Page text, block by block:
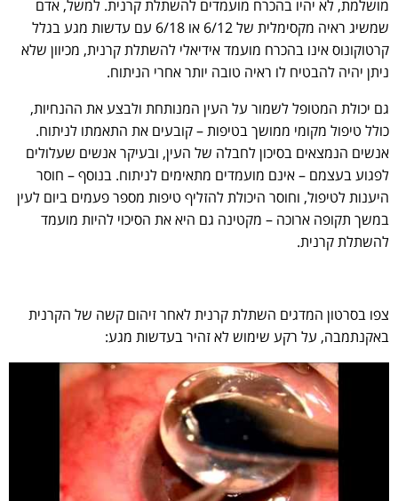
מושלמת, לא יהיו בהכרח מועמדים להשתלת קרנית. למשל, אדם
שמשיג ראיה מקסימלית של 6/12 או 6/18 עם עדשות מגע בגלל
קרטוקונוס אינו בהכרח מועמד אידיאלי להשתלת קרנית, מכיוון שלא
ניתן יהיה להבטיח לו ראיה טובה יותר אחרי הניתוח.
גם יכולת המטופל לשמור על העין המנותחת ולבצע את ההנחיות,
כולל טיפול מקומי ממושך בטיפות – קובעים את התאמתו לניתוח.
אנשים הנמצאים בסיכון לחבלה של העין, ובעיקר אנשים שעלולים
לפגוע בעצמם – אינם מועמדים מתאימים לניתוח. בנוסף – חוסר
היענות לטיפול, וחוסר היכולת להזליף טיפות מספר פעמים ביום לעין
במשך תקופה ארוכה – מקטינה גם היא את הסיכוי להיות מועמד
להשתלת קרנית.
צפו בסרטון המדגים השתלת קרנית לאחר זיהום קשה של הקרנית
באקנתמבה, על רקע שימוש לא זהיר בעדשות מגע: